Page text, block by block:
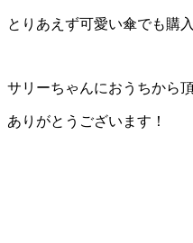
とりあえず可愛い傘でも購
サリーちゃんにおうちから
ありがとうございます！